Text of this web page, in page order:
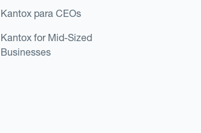
Kantox para CEOs
Kantox for Mid-Sized
Businesses